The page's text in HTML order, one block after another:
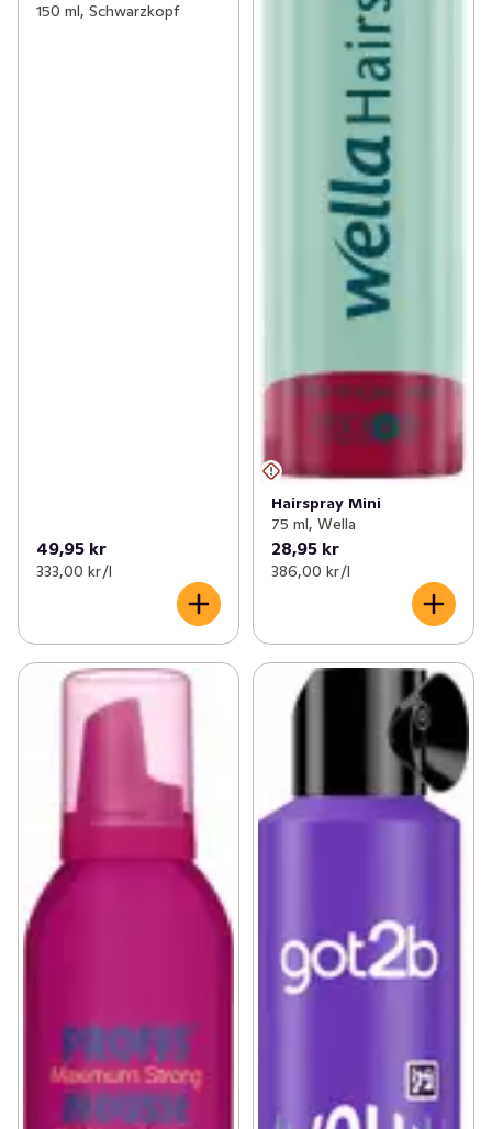
150 ml, Schwarzkopf
49,95 kr
333,00 kr /l
Hairspray Mini
75 ml, Wella
28,95 kr
386,00 kr /l